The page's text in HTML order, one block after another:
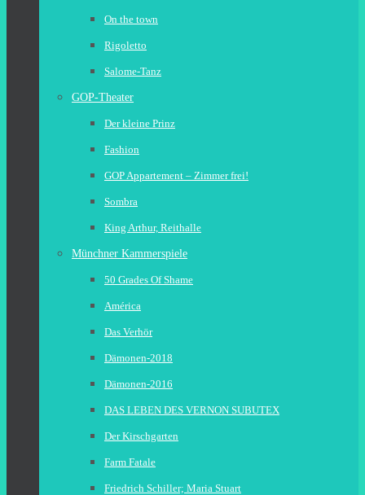
On the town
Rigoletto
Salome-Tanz
GOP-Theater
Der kleine Prinz
Fashion
GOP Appartement – Zimmer frei!
Sombra
King Arthur, Reithalle
Münchner Kammerspiele
50 Grades Of Shame
América
Das Verhör
Dämonen-2018
Dämonen-2016
DAS LEBEN DES VERNON SUBUTEX
Der Kirschgarten
Farm Fatale
Friedrich Schiller; Maria Stuart